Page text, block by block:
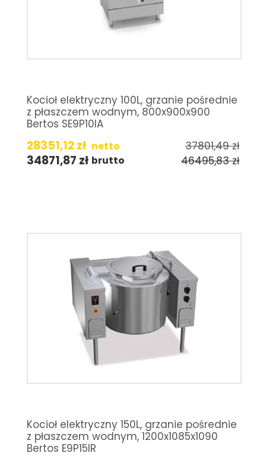
Kocioł elektryczny 100L, grzanie pośrednie
z płaszczem wodnym, 800x900x900
Bertos SE9P10IA
28351,12zł netto 37801,49zł
34871,87 zł brutto 46495,83zł
Kocioł elektryczny 150L, grzanie pośrednie
z płaszczem wodnym, 1200x1085x1090
Bertos E9P15IR